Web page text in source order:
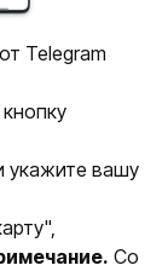
Telegram
укажите вашу
Со